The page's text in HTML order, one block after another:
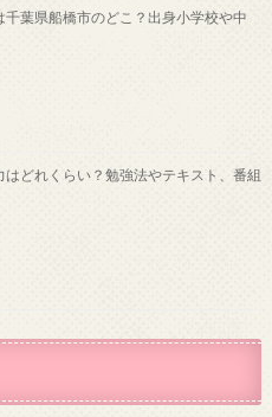
千葉県船橋市のどこ？出身小学校や中
はどれくらい？勉強法やテキスト、番組